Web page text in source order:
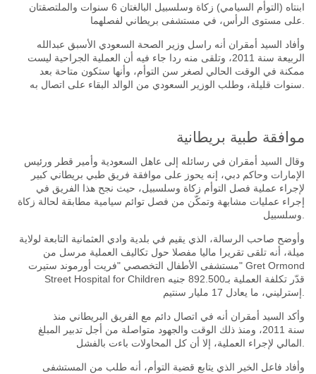
ابنتاه (التوأم السيامي) زكاة وسلسبيل البالغتان 6 سنوات والملتصقتان
وأفاد السيد أمقران أنه راسل وزير الصحة السعودي الأسبق عبدالله
الربيعة سنة 2011،
وتلقى منه ردا جاء فيه أن العملية الجراحية ليست
ممكنة في الوقت الحالي لصغر سن التوأم، وأنها ستكون متاحة بعد
موافقة طبية بريطانية
وقال السيد أمقران في رسائله إلى عاهل السعودية وأمير قطر ورئيس
الإمارات وحاكم دبي، إنه يحوز على موافقة فريق طبي بريطاني كبير
لإجراء عملية فصل التوأم زكاة وسلسبيل، حيث نجح هذا الفريق في
إجراء عمليات مشابهة وتمكّن من فصل توائم سيامية مطابقة لحالة زكاة
وأوضح صاحب الرسالة، الذي يقيم في بلدية وادي العثمانية التابعة لولاية
ميلة، أنه تلقى تقريرا ماليا مفصلا حول تكاليف العملية مرسل من
مستشفى الأطفال التخصصي "فريت أورموند ستيرت
" Gret Ormond
Street Hospital for Children
قدّر تكلفة العملية بـ892.500 جنيه
إسترليني، ما يعادل 17
وأكد السيد أمقران أنه في اتصال دائم مع الفريق البريطاني منذ
سنة 2011،
ومنذ ذلك الوقت والجهود متواصلة من أجل تدبير المبلغ
وأفاد فاعل الخير الذي يتابع قضية التوأم، أنه طلب من المستشفى